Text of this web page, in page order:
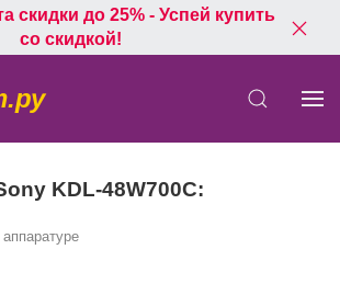
скидки до 25% - Успей купить
со скидкой!
KDL-48W700C: